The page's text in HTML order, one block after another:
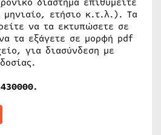
ετήσιο κ.τ.λ.). Τα
να τα εκτυπώσετε σε
τα εξάγετε σε μορφή pdf
για διασύνδεση με